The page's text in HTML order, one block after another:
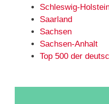
Schleswig-
Saarland
Sachsen
Sachsen-Anhalt
Top 500 der